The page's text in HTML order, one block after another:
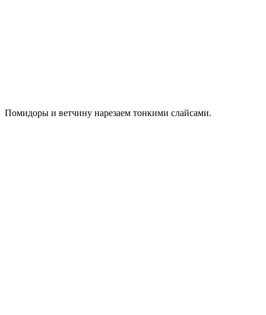
Помидоры и ветчину нарезаем тонкими слайсами.